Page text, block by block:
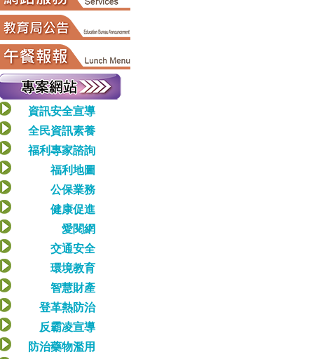
資訊安全宣導
全民資訊素養
福利專家諮詢
福利地圖
公保業務
健康促進
愛閱網
交通安全
環境教育
智慧財產
登革熱防治
反霸凌宣導
防治藥物濫用